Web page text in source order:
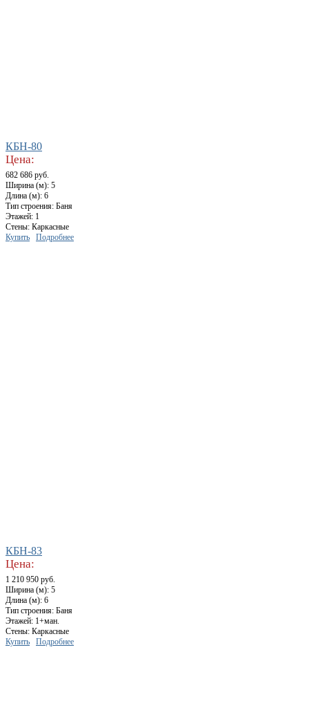
КБН-80
Цена:
682 686 руб.
Ширина (м): 5
Длина (м): 6
Тип строения: Баня
Этажей: 1
Стены: Каркасные
Купить
Подробнее
КБН-83
Цена:
1 210 950 руб.
Ширина (м): 5
Длина (м): 6
Тип строения: Баня
Этажей: 1+ман.
Стены: Каркасные
Купить
Подробнее